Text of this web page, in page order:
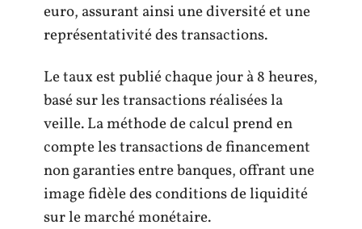
euro, assurant ainsi une diversité et une
représentativité des transactions.
Le taux est publié chaque jour à 8 heures,
basé sur les transactions réalisées la
veille. La méthode de calcul prend en
compte les transactions de financement
non garanties entre banques, offrant une
image fidèle des conditions de liquidité
sur le marché monétaire.